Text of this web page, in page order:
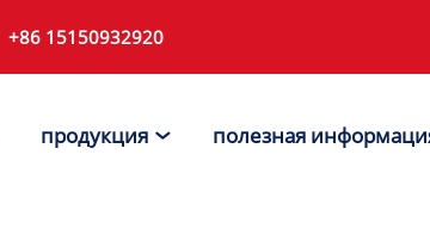
+86 15150932920
продукция  полезная